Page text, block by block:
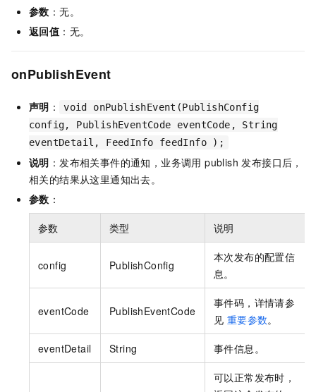
参数 ：无。
返回值 ：无。
onPublishEvent
声明 ：
void onPublishEvent(PublishConfig
config, PublishEventCode eventCode, String
eventDetail, FeedInfo feedInfo );
说明 ：发布相关事件的通知，业务调用 publish 发布接口后，
相关的结果从这里通知出去。
参数 ：
参数 类型 说明
config PublishConfig
本次发布的配置信
息。
eventCode PublishEventCode
事件码，详情请参
见 重要参数。
eventDetail String 事件信息。
可以正常发布时，